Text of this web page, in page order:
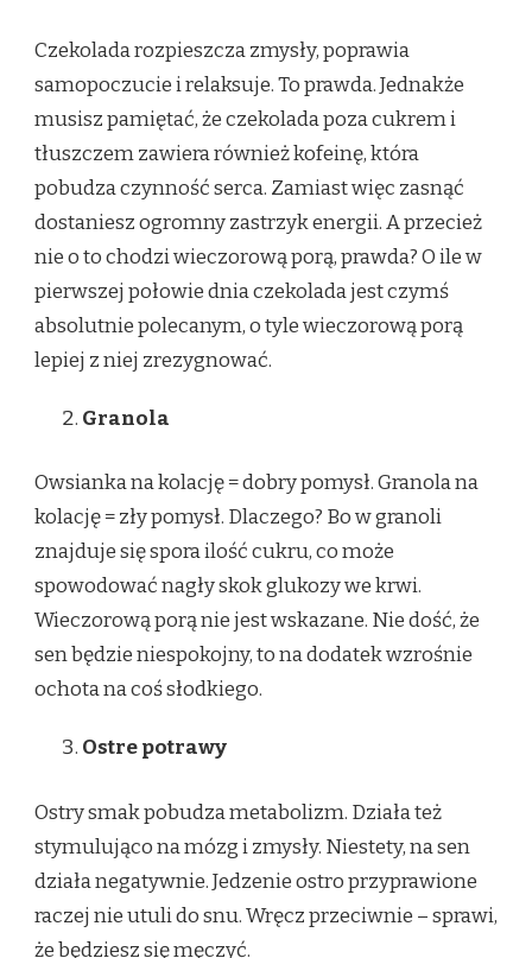
Czekolada rozpieszcza zmysły, poprawia
samopoczucie i relaksuje. To prawda. Jednakże
musisz pamiętać, że czekolada poza cukrem i
tłuszczem zawiera również kofeinę, która
pobudza czynność serca. Zamiast więc zasnąć
dostaniesz ogromny zastrzyk energii. A przecież
nie o to chodzi wieczorową porą, prawda? O ile w
pierwszej połowie dnia czekolada jest czymś
absolutnie polecanym, o tyle wieczorową porą
lepiej z niej zrezygnować.
Granola
Owsianka na kolację = dobry pomysł. Granola na
kolację = zły pomysł. Dlaczego? Bo w granoli
znajduje się spora ilość cukru, co może
spowodować nagły skok glukozy we krwi.
Wieczorową porą nie jest wskazane. Nie dość, że
sen będzie niespokojny, to na dodatek wzrośnie
ochota na coś słodkiego.
Ostre potrawy
Ostry smak pobudza metabolizm. Działa też
stymulująco na mózg i zmysły. Niestety, na sen
działa negatywnie. Jedzenie ostro przyprawione
raczej nie utuli do snu. Wręcz przeciwnie – sprawi,
że będziesz się męczyć.